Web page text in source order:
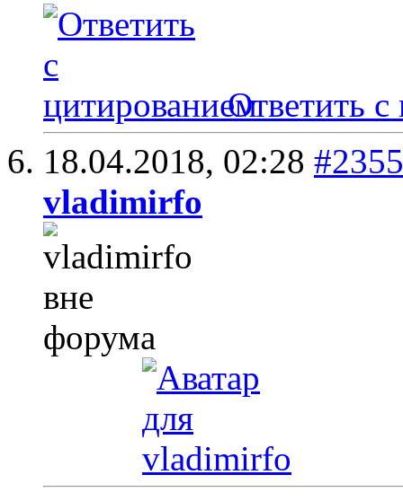
Ответить с
18.04.2018, 02:28 #2355
vladimirfo